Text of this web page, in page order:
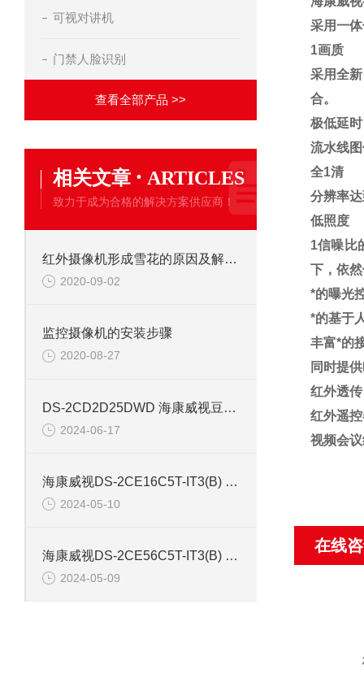
可视对讲机
门禁人脸识别
查看全部产品 >>
相关文章 · ARTICLES
致力于成为合格的解决方案供应商！
红外摄像机形成雪花的原因及解决办法
2020-09-02
监控摄像机的安装步骤
2020-08-27
DS-2CD2D25DWD 海康威视豆干型小孔摄像机
2024-06-17
海康威视DS-2CE16C5T-IT3(B) 130万红外防水同轴摄像机
2024-05-10
海康威视DS-2CE56C5T-IT3(B) 130万像素红外半球摄像机
2024-05-09
采用一
1画质
采用全
合。
极低延时
流水线
全1清
分辨率
低照度
1信噪比
下，依
*的曝光
*的基于
丰富*的
同时提
红外透传
红外遥
视频会
在线